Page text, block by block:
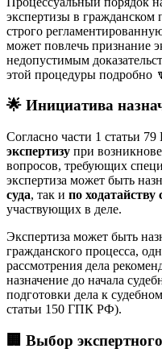
экспертизы в гражданском
строго
может повлечь признание
недопустимым
этой процедуры подробно
🌟 Инициатива
Согласно части 1 статьи
экспертизу при
вопросов, требующих
экспертиза может быть
суда, так и по ходатайству
участвующих в деле.
Экспертиза может быть
гражданского процесса,
рассмотрения дела
назначение до начала
подготовки дела к
статьи 150 ГПК РФ).
🏢 Выбор